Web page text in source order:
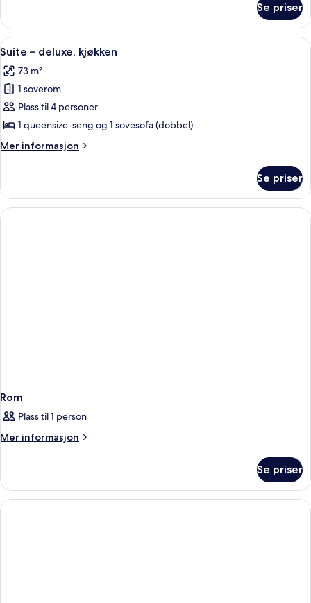
senger
–
deluxe,
2
senger
Se priser
Åpne
alle
bildene
av
Suite
–
deluxe,
kjøkken
Suite – deluxe, kjøkken | Minibar,
4
Suite – deluxe, kjøkken
73 m²
1 soverom
Plass til 4 personer
1 queensize-seng og 1 sovesofa (dobbel)
Mer informasjon
Mer
–
deluxe,
kjøkken
Se priser
Rom
Plass til 1 person
Mer informasjon
Mer
Se priser